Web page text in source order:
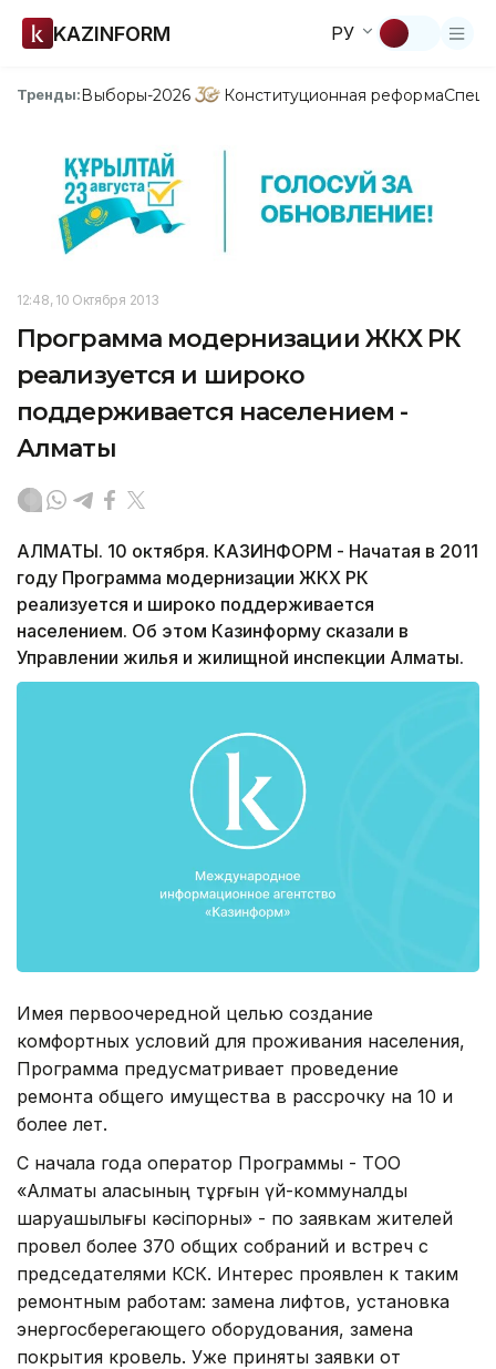
KAZINFORM РУ
Тренды:Выборы-2026 Конституционная реформа
12:48, 10 Октября 2013
Программа модернизации ЖКХ РК
реализуется и широко
поддерживается населением -
Алматы
АЛМАТЫ. 10 октября. КАЗИНФОРМ - Начатая в 2011
году Программа модернизации ЖКХ РК
реализуется и широко поддерживается
населением. Об этом Казинформу сказали в
Управлении жилья и жилищной инспекции Алматы.
Имея первоочередной целью создание
комфортных условий для проживания населения,
Программа предусматривает проведение
ремонта общего имущества в рассрочку на 10 и
более лет.
С начала года оператор Программы - ТОО
«Алматы қаласының тұрғын үй-коммуналдық
шаруашылығы кәсіпорны» - по заявкам жителей
провел более 370 общих собраний и встреч с
председателями КСК. Интерес проявлен к таким
ремонтным работам: замена лифтов, установка
энергосберегающего оборудования, замена
покрытия кровель. Уже приняты заявки от